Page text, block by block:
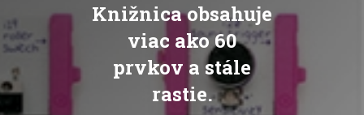
Knižnica obsahuje
viac ako 60
prvkov a stále
rastie.